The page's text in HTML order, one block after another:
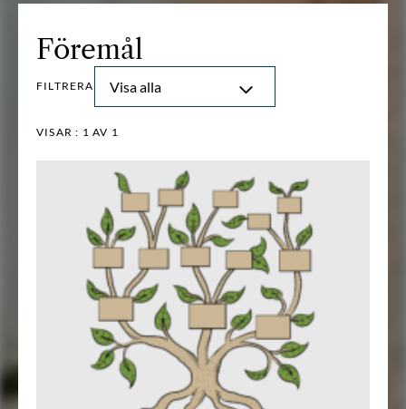
Föremål
FILTRERA Visa alla
VISAR : 1 AV 1